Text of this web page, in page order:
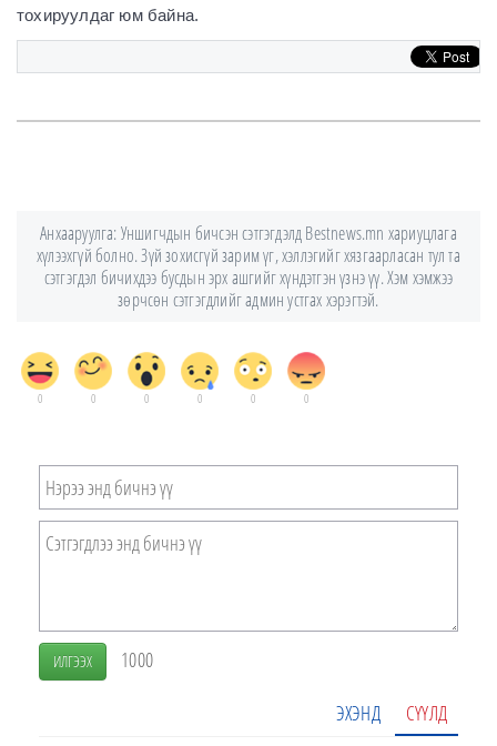
тохируулдаг юм байна.
Анхааруулга: Уншигчдын бичсэн сэтгэгдэлд Bestnews.mn хариуцлага
хүлээхгүй болно. Зүй зохисгүй зарим үг, хэллэгийг хязгаарласан тул та
сэтгэгдэл бичихдээ бусдын эрх ашгийг хүндэтгэн үзнэ үү. Хэм хэмжээ
зөрчсөн сэтгэгдлийг админ устгах хэрэгтэй.
0 0 0 0 0 0
ИЛГЭЭХ 1000
ЭХЭНД СҮҮЛД